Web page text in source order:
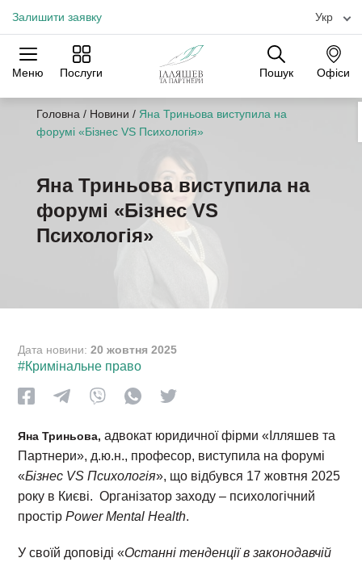
Залишити заявку Укр
Меню Послуги Пошук Офіси
Практики Галузі
Офіси
Головна / Новини / Яна Триньова виступила на
форумі «Бізнес VS Психологія»
Яна Триньова виступила на
форумі «Бізнес VS
Психологія»
Дата новини:20 жовтня 2025
#Кримінальне право
Яна Триньова, адвокат юридичної фірми «Ілляшев та
Партнери», д.ю.н., професор, виступила на форумі
«Бізнес VS Психологія», що відбувся 17 жовтня 2025
року в Києві. Організатор заходу – психологічний
простірPower Mental Health.
У своїй доповіді «Останні тенденції в законодавчій